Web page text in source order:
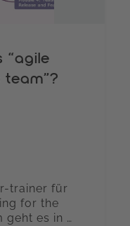
“agile
trainer für
for the
geht es in …